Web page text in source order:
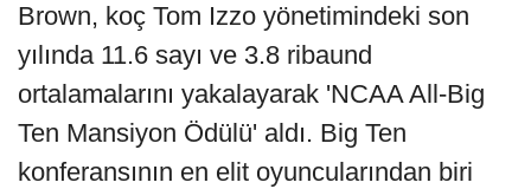
Brown, koç Tom Izzo yönetimindeki son
yılında 11.6 sayı ve 3.8 ribaund
ortalamalarını yakalayarak 'NCAA All-Big
Ten Mansiyon Ödülü' aldı. Big Ten
konferansının en elit oyuncularından biri